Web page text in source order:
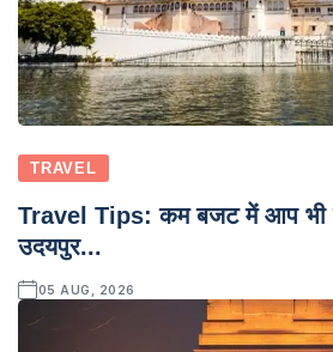
TRAVEL
Travel Tips: कम बजट में आप
उदयपुर...
05 AUG, 2026